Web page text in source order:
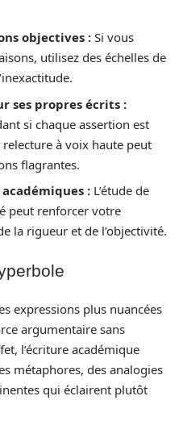
objectives : Si vous
utilisez des échelles de
ses propres écrits :
si chaque assertion est
à voix haute peut
flagrantes.
académiques : L’étude de
peut renforcer votre
la rigueur et de l’objectivité.
expressions plus nuancées
argumentaire sans
l’écriture académique
métaphores, des analogies
qui éclairent plutôt